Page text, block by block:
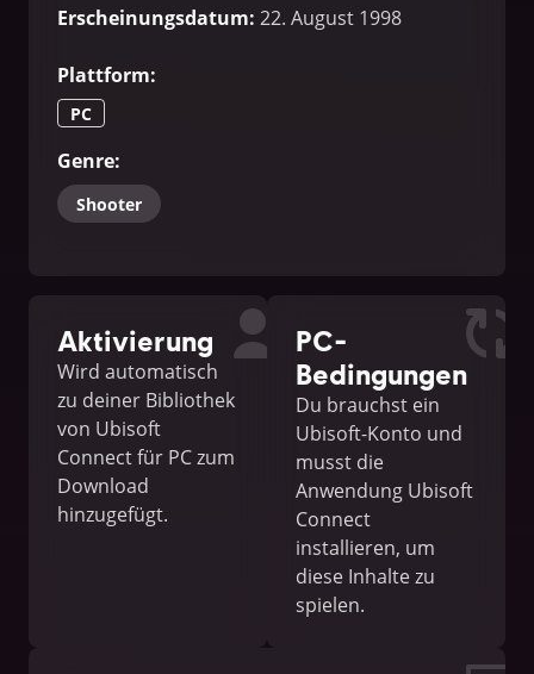
Menschen zu retten. Sie verhandeln nicht mit
Erscheinungsdatum: 22. August 1998
Plattform:
PC
Genre:
Shooter
Aktivierung
Wird automatisch
zu deiner Bibliothek
von Ubisoft
Connect für PC zum
Download
hinzugefügt.
PC-
Bedingungen
Du brauchst ein
Ubisoft-Konto und
musst die
Anwendung Ubisoft
Connect
installieren, um
diese Inhalte zu
spielen.